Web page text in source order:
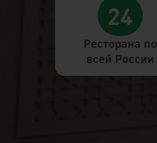
24
Ресторана по
всей России